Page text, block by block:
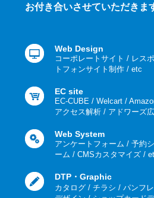
お付き合いさせていただきま
Web Design
コーポレートサイト / レス
トフォンサイト制作 / etc
EC site
EC-CUBE / Welcart /
アクセス解析 / アドワーズ
Web System
アンケートフォーム / 予約
ーム / CMSカスタマイズ /
DTP・Graphic
カタログ / チラシ / パンフ